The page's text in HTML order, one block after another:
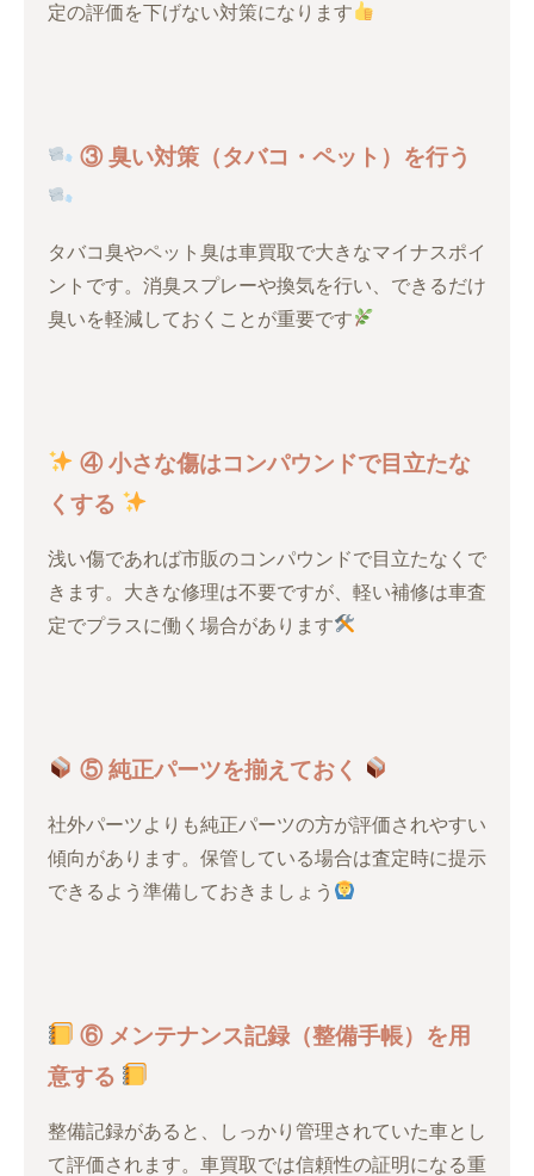
定の評価を下げない対策になります
③ 臭い対策（タバコ・ペット）を行う
タバコ臭やペット臭は車買取で大きなマイナスポイ
ントです。消臭スプレーや換気を行い、できるだけ
臭いを軽減しておくことが重要です
④ 小さな傷はコンパウンドで目立たな
くする
浅い傷であれば市販のコンパウンドで目立たなくで
きます。大きな修理は不要ですが、軽い補修は車査
定でプラスに働く場合があります
⑤ 純正パーツを揃えておく
社外パーツよりも純正パーツの方が評価されやすい
傾向があります。保管している場合は査定時に提示
できるよう準備しておきましょう
⑥ メンテナンス記録（整備手帳）を用
意する
整備記録があると、しっかり管理されていた車とし
て評価されます。車買取では信頼性の証明になる重